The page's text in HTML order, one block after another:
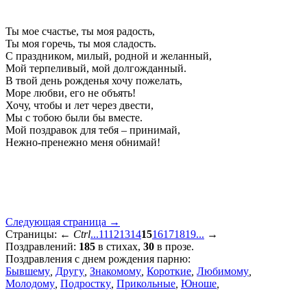
Ты мое счастье, ты моя радость,
Ты моя горечь, ты моя сладость.
С праздником, милый, родной и желанный,
Мой терпеливый, мой долгожданный.
В твой день рожденья хочу пожелать,
Море любви, его не объять!
Хочу, чтобы и лет через двести,
Мы с тобою были бы вместе.
Мой поздравок для тебя – принимай,
Нежно-пренежно меня обнимай!
Следующая страница →
Страницы: ← Ctrl...111213141516171819... →
Поздравлений: 185 в стихах, 30 в прозе.
Поздравления с днем рождения парню:
Бывшему Другу Знакомому Короткие Любимому
Молодому Подростку Прикольные Юноше